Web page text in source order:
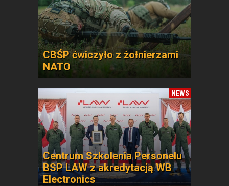
CBŚP ćwiczyło z żołnierzami
NATO
NEWS
Centrum Szkolenia Personelu
BSP LAW z akredytacją WB
Electronics